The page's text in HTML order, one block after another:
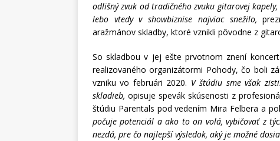
odlišný zvuk od tradičného zvuku gitarovej
lebo vtedy v showbiznise najviac snežilo,
aražmánov skladby, ktoré vznikli pôvodne z
So skladbou v jej ešte prvotnom znení
realizovaného organizátormi Pohody, čo boli
vzniku vo februári 2020. V štúdiu sme však
skladieb, opisuje spevák skúsenosti z
štúdiu Parentals pod vedením Mira Felbera a
počuje potenciál a ako to on volá, vybičovať z
nezdá, pre čo najlepší výsledok, aký je možné